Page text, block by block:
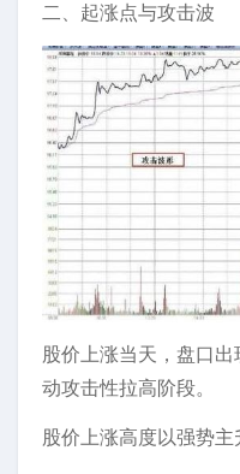
二、起涨点与攻击波
股价上涨当天，盘口
动攻击性拉高阶段。
股价上涨高度以强势主